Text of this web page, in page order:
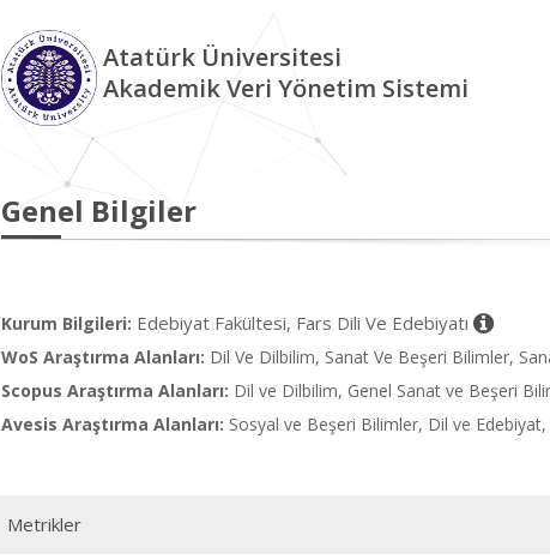
Atatürk Üniversitesi
Akademik Veri Yönetim Sistemi
Genel Bilgiler
Kurum Bilgileri: Edebiyat Fakültesi, Fars Dili Ve Edebiyatı
WoS Araştırma Alanları: Dil Ve Dilbilim, Sanat Ve Beşeri Bilimler,
Scopus Araştırma Alanları: Dil ve Dilbilim, Genel Sanat ve Beşeri
Avesis Araştırma Alanları: Sosyal ve Beşeri Bilimler, Dil ve
Metrikler